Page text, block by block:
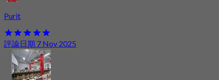
Purit
評論日期 7 Nov 2025